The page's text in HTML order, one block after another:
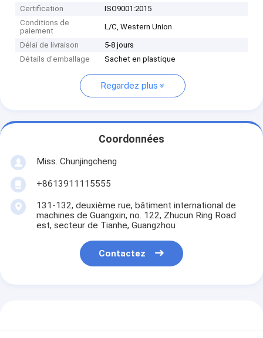
Certification
ISO9001:2015
Conditions de
paiement
L/C, Western Union
Délai de livraison
5-8 jours
Détails d'emballage
Sachet en plastique
Regardez plus
Coordonnées
Miss. Chunjingcheng
+8613911115555
131-132, deuxième rue, bâtiment international de
machines de Guangxin, no. 122, Zhucun Ring Road
est, secteur de Tianhe, Guangzhou
Contactez